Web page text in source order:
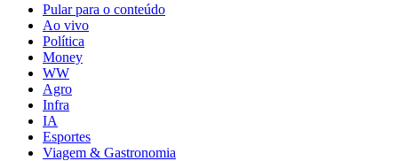
Pular para o conteúdo
Ao vivo
Política
Money
WW
Agro
Infra
IA
Esportes
Viagem & Gastronomia